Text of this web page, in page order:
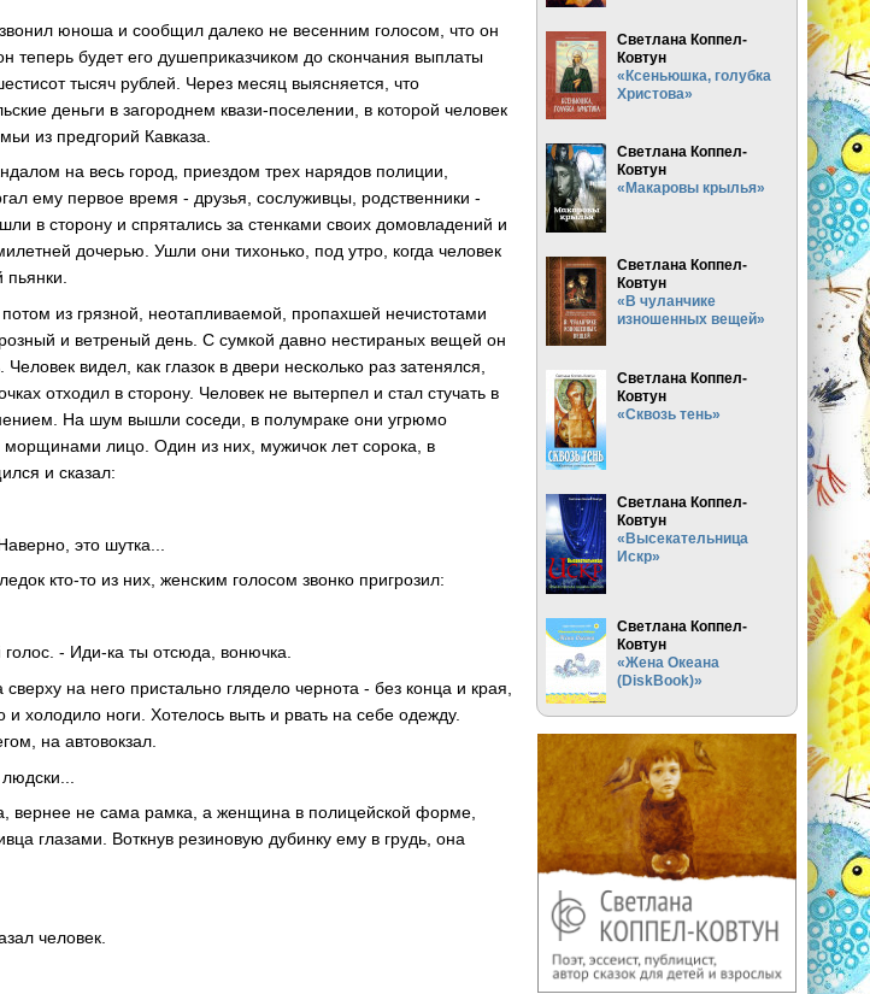
юноша и сообщил далеко не весенним голосом, что он
теперь будет его душеприказчиком до скончания выплаты
тысяч рублей. Через месяц выясняется, что
деньги в загороднем квази-поселении, в которой человек
из предгорий Кавказа.
на весь город, приездом трех нарядов полиции,
ему первое время - друзья, сослуживцы, родственники -
в сторону и спрятались за стенками своих домовладений и
дочерью. Ушли они тихонько, под утро, когда человек
пьянки.
из грязной, неотапливаемой, пропахшей нечистотами
и ветреный день. С сумкой давно нестираных вещей он
видел, как глазок в двери несколько раз затенялся,
отходил в сторону. Человек не вытерпел и стал стучать в
На шум вышли соседи, в полумраке они угрюмо
лицо. Один из них, мужичок лет сорока, в
и сказал:
это шутка...
кто-то из них, женским голосом звонко пригрозил:
- Иди-ка ты отсюда, вонючка.
на него пристально глядело чернота - без конца и края,
ноги. Хотелось выть и рвать на себе одежду.
на автовокзал.
вернее не сама рамка, а женщина в полицейской форме,
глазами. Воткнув резиновую дубинку ему в грудь, она
человек.
Светлана Коппел-
Ковтун
«Ксеньюшка, голубка
Христова»
Светлана Коппел-
Ковтун
«Макаровы крылья»
Светлана Коппел-
Ковтун
«В чуланчике
изношенных вещей»
Светлана Коппел-
Ковтун
«Сквозь тень»
Светлана Коппел-
Ковтун
«Высекательница
Искр»
Светлана Коппел-
Ковтун
«Жена Океана
(DiskBook)»